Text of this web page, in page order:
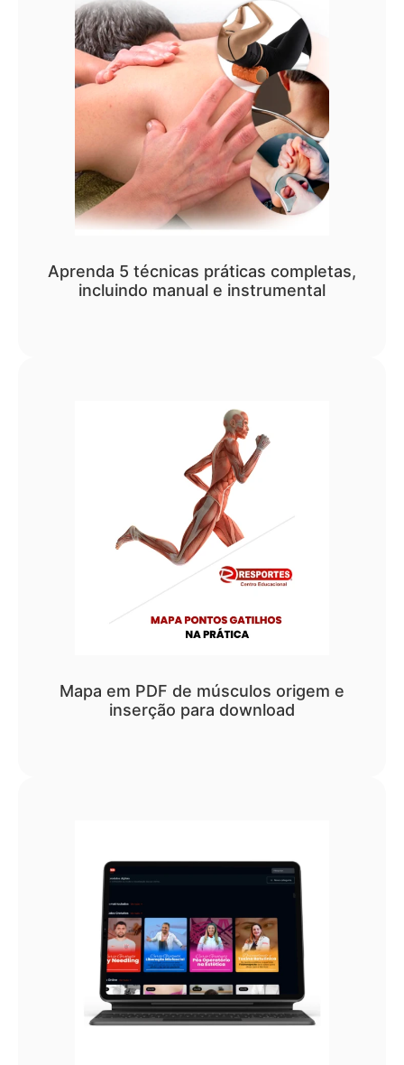
Aprenda 5 técnicas práticas completas,
incluindo manual e instrumental
Mapa em PDF de músculos origem e
inserção para download